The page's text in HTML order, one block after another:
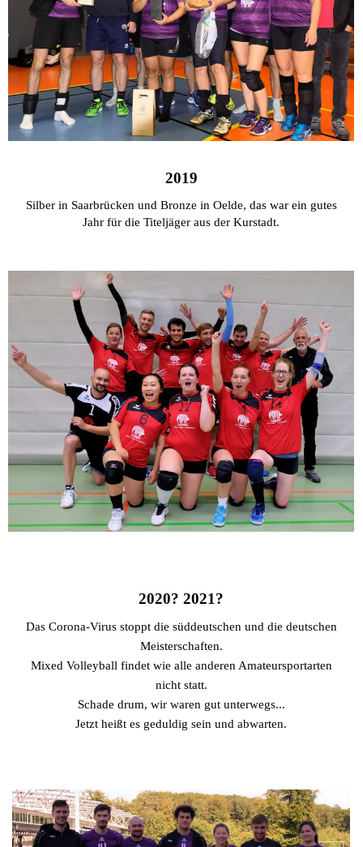
2019
Silber in Saarbrücken und Bronze in Oelde, das war ein gutes
Jahr für die Titeljäger aus der Kurstadt.
2020? 2021?
Das Corona-Virus stoppt die süddeutschen und die deutschen
Meisterschaften.
Mixed Volleyball findet wie alle anderen Amateursportarten
nicht statt.
Schade drum, wir waren gut unterwegs...
Jetzt heißt es geduldig sein und abwarten.